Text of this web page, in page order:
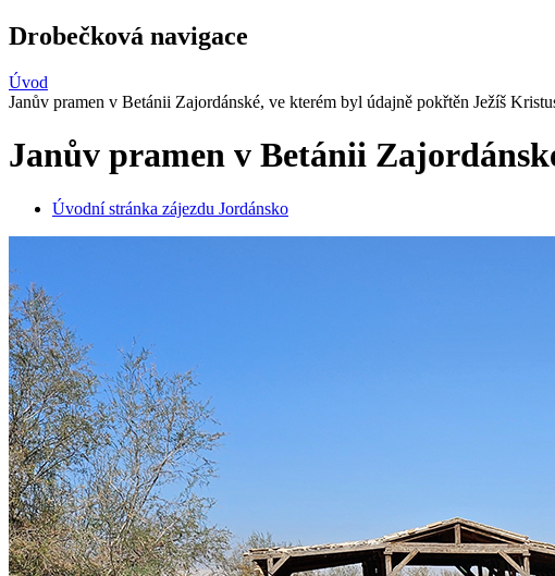
Drobečková navigace
Úvod
Janův pramen v Betánii Zajordánské, ve kterém byl údajně pokřtěn Ježíš
Janův pramen v Betánii
Úvodní stránka zájezdu Jordánsko